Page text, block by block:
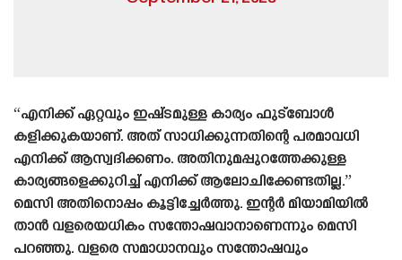
“എനിക്ക് ഏറ്റവും ഇഷ്‌ടമുള്ള കാര്യം ഫുട്ബോൾ
കളിക്കുകയാണ്. അത് സാധിക്കുന്നതിന്റെ പരമാവധി
എനിക്ക് ആസ്വദിക്കണം. അതിനുമപ്പുറത്തേക്കുള്ള
കാര്യങ്ങളെക്കുറിച്ച് എനിക്ക് ആലോചിക്കേണ്ടതില്ല.”
മെസി അതിനൊപ്പം കൂട്ടിച്ചേർത്തു. ഇന്റർ മിയാമിയിൽ
താൻ വളരെയധികം സന്തോഷവാനാണെന്നും മെസി
പറഞ്ഞു. വളരെ സമാധാനവും സന്തോഷവും